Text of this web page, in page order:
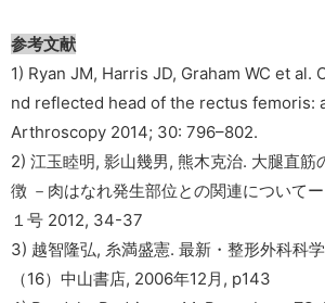
参考文献
1) Ryan JM, Harris JD, Graham WC et
nd reflected head of the rectus femoris:
Arthroscopy 2014; 30: 796–802.
2) 江玉睦明, 影山幾男, 熊木克治. 大腿直筋
徴 －肉はなれ発生部位との関連について
１号 2012, 34-37
3) 越智隆弘, 糸満盛憲. 最新・整形外科科
（16）中山書店, 2006年12月, p143